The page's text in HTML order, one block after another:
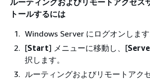
ルーティングおよびリモートアクセス
トールするには
Windows Server にログオンします
[Start] メニューに移動し、[
択します。
ルーティングおよびリモートアク